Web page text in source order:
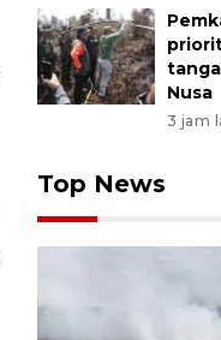
Nusa
3 jam
Top News